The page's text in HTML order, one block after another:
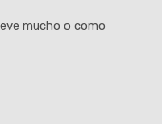
mucho o como